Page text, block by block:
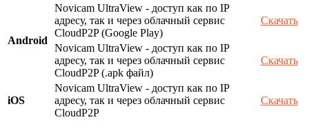
Android
Novicam UltraView - доступ как по IP
адресу, так и через облачный сервис
CloudP2P (Google Play)
Скачать
Novicam UltraView - доступ как по IP
адресу, так и через облачный сервис
CloudP2P (.apk файл)
Скачать
iOS
Novicam UltraView - доступ как по IP
адресу, так и через облачный сервис
CloudP2P
Скачать